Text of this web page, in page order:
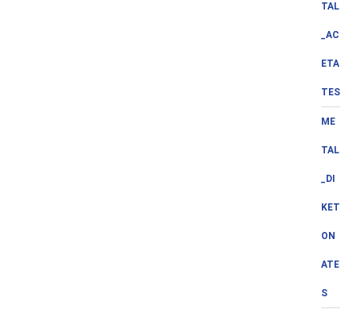
TAL
_AC
ETA
TES
ME
TAL
_DI
KET
ON
ATE
S